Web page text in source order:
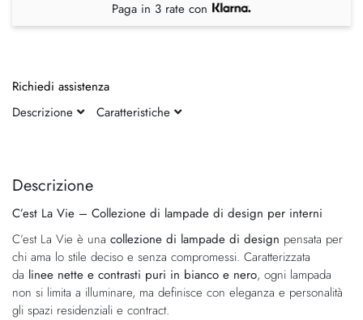
fine
galleria
di
immagini
della
di
immagini
Descrizione
C’est La Vie – Collezione di lampade di design per interni
C’est La Vie è una collezione di lampade di design pensata per
chi ama lo stile deciso e senza compromessi. Caratterizzata
da linee nette e contrasti puri in bianco e nero, ogni lampada
non si limita a illuminare, ma definisce con eleganza e personalità
gli spazi residenziali e contract.
Paga in 3 rate con
Richiedi assistenza
Descrizione
Caratteristiche